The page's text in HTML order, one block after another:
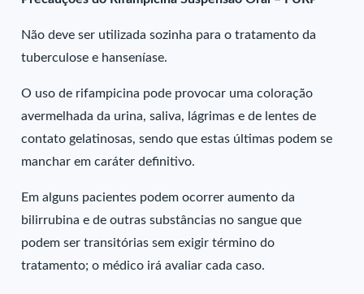
Não deve ser utilizada sozinha para o tratamento da
tuberculose e hanseníase.
O uso de rifampicina pode provocar uma coloração
avermelhada da urina, saliva, lágrimas e de lentes de
contato gelatinosas, sendo que estas últimas podem se
manchar em caráter definitivo.
Em alguns pacientes podem ocorrer aumento da
bilirrubina e de outras substâncias no sangue que
podem ser transitórias sem exigir término do
tratamento; o médico irá avaliar cada caso.